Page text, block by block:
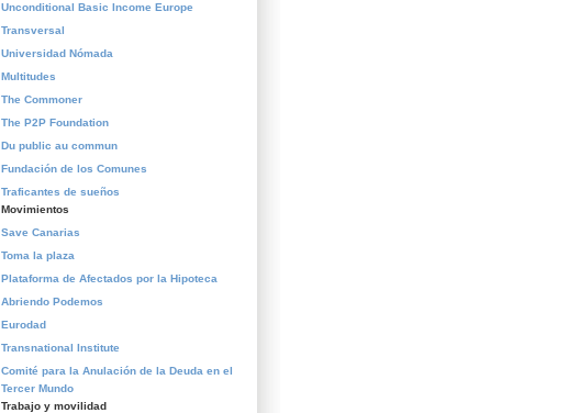
Unconditional Basic Income Europe
Transversal
Universidad Nómada
Multitudes
The Commoner
The P2P Foundation
Du public au commun
Fundación de los Comunes
Traficantes de sueños
Movimientos
Save Canarias
Toma la plaza
Plataforma de Afectados por la Hipoteca
Abriendo Podemos
Eurodad
Transnational Institute
Comité para la Anulación de la Deuda en el
Tercer Mundo
Trabajo y movilidad